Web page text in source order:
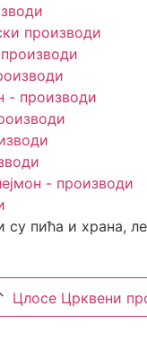
производи
- производи
- производи
пића и храна,
Цлосе Црквени